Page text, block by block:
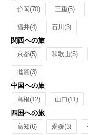
静岡(70) 三重(5)
福井(4) 石川(3)
関西への旅
京都(5) 和歌山(5)
滋賀(3)
中国への旅
島根(12) 山口(11)
四国への旅
高知(6) 愛媛(3)